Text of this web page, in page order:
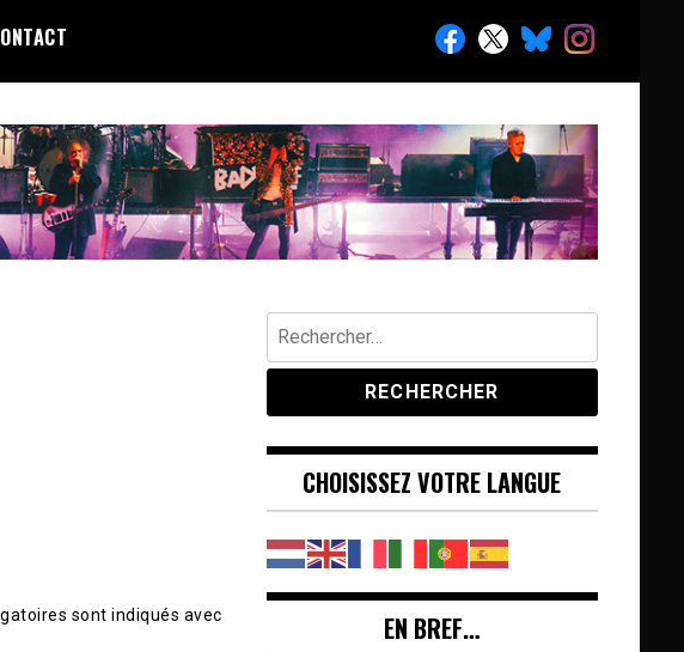
sont indiqués avec
Rechercher :
CHOISISSEZ VOTRE LANGUE
EN BREF…